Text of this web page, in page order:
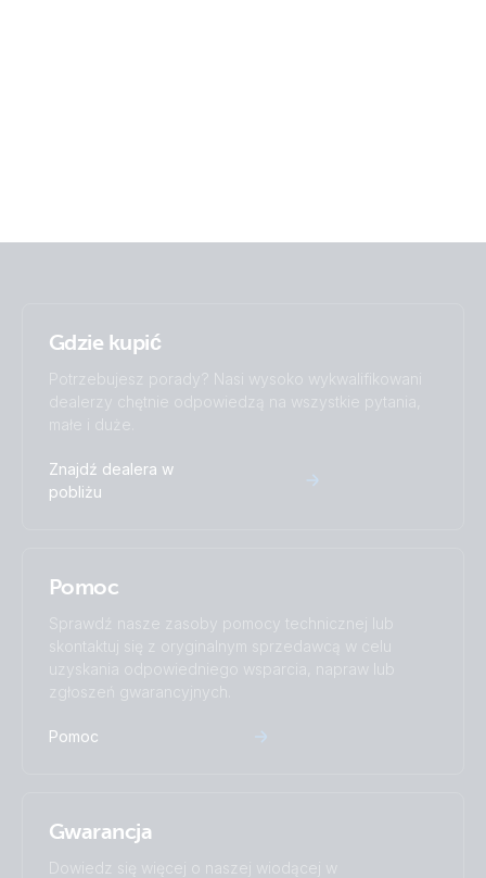
Gdzie kupić
Potrzebujesz porady? Nasi wysoko wykwalifikowani
dealerzy chętnie odpowiedzą na wszystkie pytania,
małe i duże.
Znajdź dealera w
pobliżu
Pomoc
Sprawdź nasze zasoby pomocy technicznej lub
skontaktuj się z oryginalnym sprzedawcą w celu
uzyskania odpowiedniego wsparcia, napraw lub
zgłoszeń gwarancyjnych.
Pomoc
Gwarancja
Dowiedz się więcej o naszej wiodącej w